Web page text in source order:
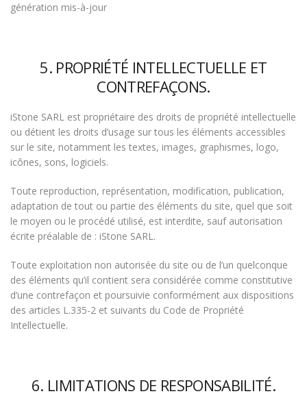
génération mis-à-jour
5. PROPRIÉTÉ INTELLECTUELLE ET
CONTREFAÇONS.
iStone SARL est propriétaire des droits de propriété intellectuelle
ou détient les droits d’usage sur tous les éléments accessibles
sur le site, notamment les textes, images, graphismes, logo,
icônes, sons, logiciels.
Toute reproduction, représentation, modification, publication,
adaptation de tout ou partie des éléments du site, quel que soit
le moyen ou le procédé utilisé, est interdite, sauf autorisation
écrite préalable de : iStone SARL.
Toute exploitation non autorisée du site ou de l’un quelconque
des éléments qu’il contient sera considérée comme constitutive
d’une contrefaçon et poursuivie conformément aux dispositions
des articles L.335-2 et suivants du Code de Propriété
Intellectuelle.
6. LIMITATIONS DE RESPONSABILITÉ.